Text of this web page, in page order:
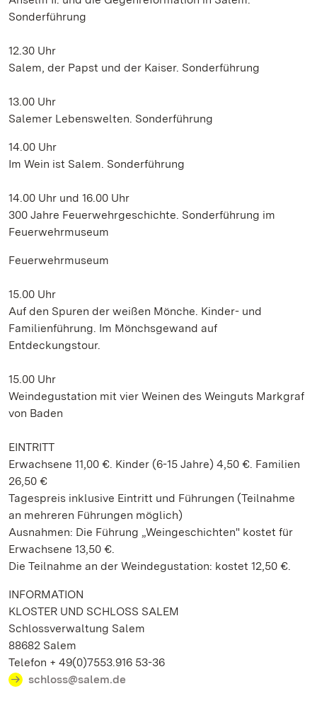
Sonderführung
12.30 Uhr
Salem, der Papst und der Kaiser. Sonderführung
13.00 Uhr
Salemer Lebenswelten. Sonderführung
14.00 Uhr
Im Wein ist Salem. Sonderführung
14.00 Uhr und 16.00 Uhr
300 Jahre Feuerwehrgeschichte. Sonderführung im
Feuerwehrmuseum
Feuerwehrmuseum
15.00 Uhr
Auf den Spuren der weißen Mönche. Kinder- und
Familienführung. Im Mönchsgewand auf
Entdeckungstour.
15.00 Uhr
Weindegustation mit vier Weinen des Weinguts Markgraf
von Baden
EINTRITT
Erwachsene 11,00 €. Kinder (6-15 Jahre) 4,50 €. Familien
26,50 €
Tagespreis inklusive Eintritt und Führungen (Teilnahme
an mehreren Führungen möglich)
Ausnahmen: Die Führung „Weingeschichten" kostet für
Erwachsene 13,50 €.
Die Teilnahme an der Weindegustation: kostet 12,50 €.
INFORMATION
KLOSTER UND SCHLOSS SALEM
Schlossverwaltung Salem
88682 Salem
Telefon + 49(0)7553.916 53-36
schloss@salem.de